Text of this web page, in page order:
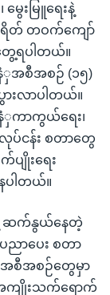
ေးမြူရေးနဲ့
ရိတ် တဝက်ကျော်
ရပါတယ်။
အစီအစဉ် (၁၅)
းလာပါတယ်။
နံှကာကွယ်ရေး၊
လုပ်ငန်း စတာတွေ
ပျိုးရေး
ပါတယ်။
ဆက်နွယ်နေတဲ့
ညာပေး စတာ
အစီအစဉ်တွေမှာ
ျိုးသက်ရောက်